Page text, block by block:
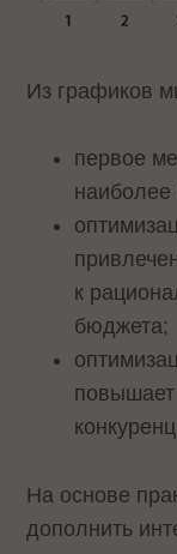
Из графиков
первое
к
бюджета;
повышает
На основе
дополнить